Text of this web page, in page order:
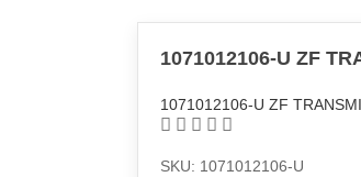
1071012106-U ZF
1071012106-U ZF
SKU: 1071012106-U